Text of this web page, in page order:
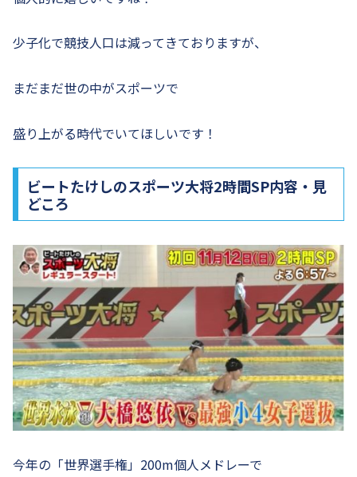
少子化で競技人口は減ってきておりますが、
まだまだ世の中がスポーツで
盛り上がる時代でいてほしいです！
ビートたけしのスポーツ大将2時間SP内容・見
どころ
今年の「世界選手権」200m個人メドレーで